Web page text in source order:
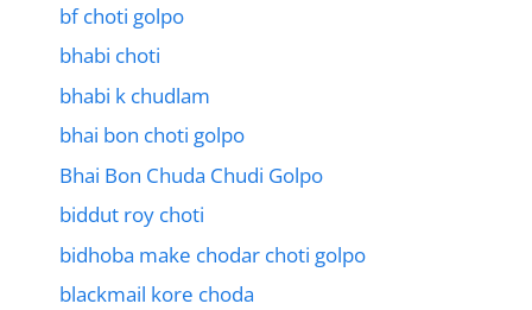
bf choti golpo
bhabi choti
bhabi k chudlam
bhai bon choti golpo
Bhai Bon Chuda Chudi Golpo
biddut roy choti
bidhoba make chodar choti golpo
blackmail kore choda